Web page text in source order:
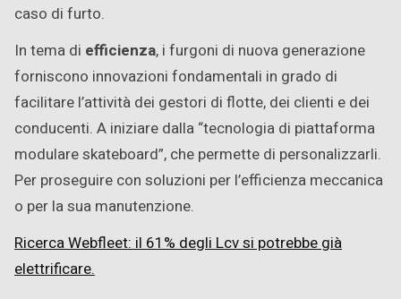
caso di furto.
In tema di efficienza, i furgoni di nuova generazione
forniscono innovazioni fondamentali in grado di
facilitare l’attività dei gestori di flotte, dei clienti e dei
conducenti. A iniziare dalla “tecnologia di piattaforma
modulare skateboard”, che permette di personalizzarli.
Per proseguire con soluzioni per l’efficienza meccanica
o per la sua manutenzione.
Ricerca Webfleet: il 61% degli Lcv si potrebbe già
elettrificare.